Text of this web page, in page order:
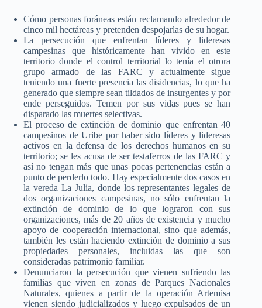
Cómo personas foráneas están reclamando alrededor de
cinco mil hectáreas y pretenden despojarlas de su hogar.
La persecución que enfrentan líderes y lideresas
campesinas que históricamente han vivido en este
territorio donde el control territorial lo tenía el otrora
grupo armado de las FARC y actualmente sigue
teniendo una fuerte presencia las disidencias, lo que ha
generado que siempre sean tildados de insurgentes y por
ende perseguidos. Temen por sus vidas pues se han
disparado las muertes selectivas.
El proceso de extinción de dominio que enfrentan 40
campesinos de Uribe por haber sido líderes y lideresas
activos en la defensa de los derechos humanos en su
territorio; se les acusa de ser testaferros de las FARC y
así no tengan más que unas pocas pertenencias están a
punto de perderlo todo. Hay especialmente dos casos en
la vereda La Julia, donde los representantes legales de
dos organizaciones campesinas, no sólo enfrentan la
extinción de dominio de lo que lograron con sus
organizaciones, más de 20 años de existencia y mucho
apoyo de cooperación internacional, sino que además,
también les están haciendo extinción de dominio a sus
propiedades personales, incluidas las que son
consideradas patrimonio familiar.
Denunciaron la persecución que vienen sufriendo las
familias que viven en zonas de Parques Nacionales
Naturales, quienes a partir de la operación Artemisa
vienen siendo judicializados y luego expulsados de un